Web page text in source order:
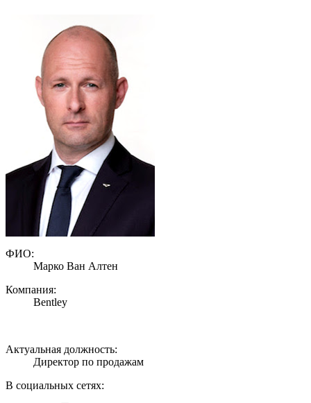
ФИО:
Марко Ван Алтен
Компания:
Bentley
Актуальная должность:
Директор по продажам
В социальных сетях: